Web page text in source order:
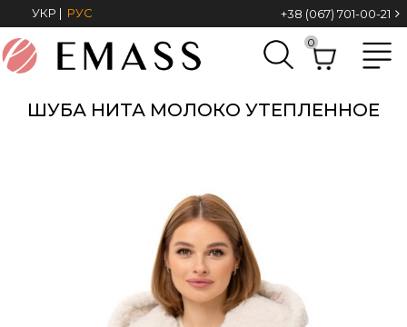
УКР | РУС +38 (067) 701-00-21
0
ШУБА НИТА МОЛОКО УТЕПЛЕННОЕ